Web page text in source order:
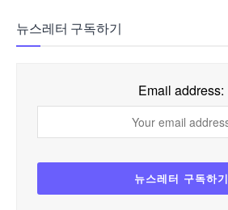
뉴스레터 구독하기
Email address: